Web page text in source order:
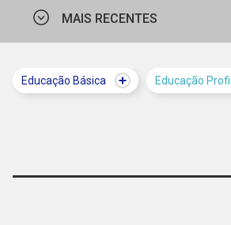
MAIS RECENTES
Educação Básica Educação